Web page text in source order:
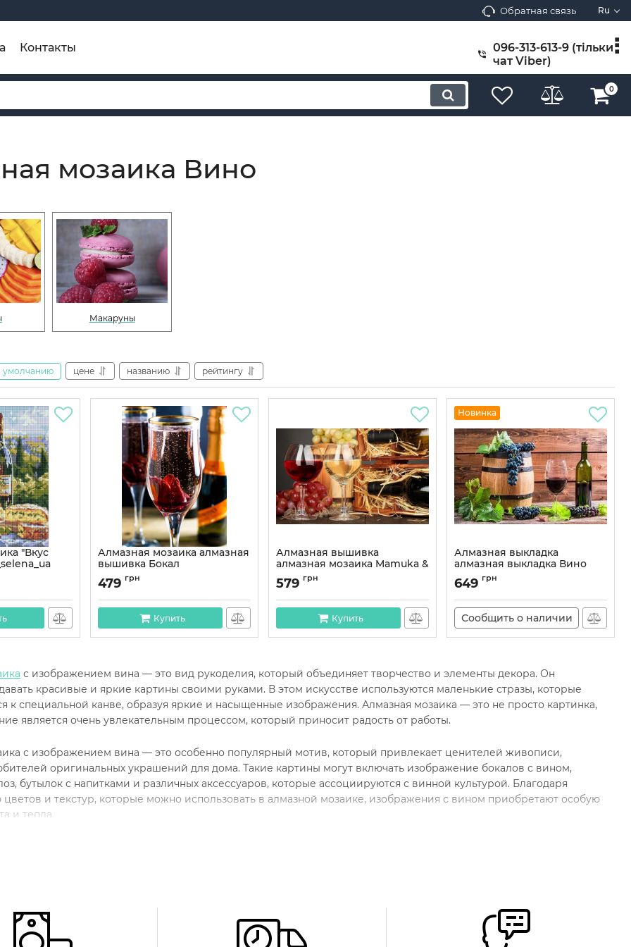
Обратная связь Ru
Контакты
096-313-613-9 (тільки
чат Viber)
0
мозаика Вино
Макаруны
умолчанию цене названию рейтингу
"Вкус
см
Алмазная мозаика алмазная
вышивка Бокал
шампанского 40x30
OG00632SS
Артикул:OG00632SS
479 грн
Купить
Алмазная вышивка
алмазная мозаика Mamuka &
Merabi 35x45 OG00098SB
Артикул:
579 грн
Купить
Новинка
Алмазная выкладка
алмазная выкладка Вино
40x50 OG00071SB
Артикул:
649 грн
Сообщить о наличии
с изображением вина — это вид рукоделия, который объединяет творчество и элементы декора. Он
красивые и яркие картины своими руками. В этом искусстве используются маленькие стразы, которые
к специальной канве, образуя яркие и насыщенные изображения. Алмазная мозаика — это не просто картинка,
является очень увлекательным процессом, который приносит радость от работы.
с изображением вина — это особенно популярный мотив, который привлекает ценителей живописи,
оригинальных украшений для дома. Такие картины могут включать изображение бокалов с вином,
бутылок с напитками и различных аксессуаров, которые ассоциируются с винной культурой. Благодаря
цветов и текстур, которые можно использовать в алмазной мозаике, изображения с вином приобретают особую
и тепла.
подойдет алмазная мозаика с изображением вина
начинают свое знакомство с этим увлекательным искусством. Вино, как символ праздника, красоты и хорошего
подходит для создания картин, которые будут привлекать внимание и оживлять интерьер.